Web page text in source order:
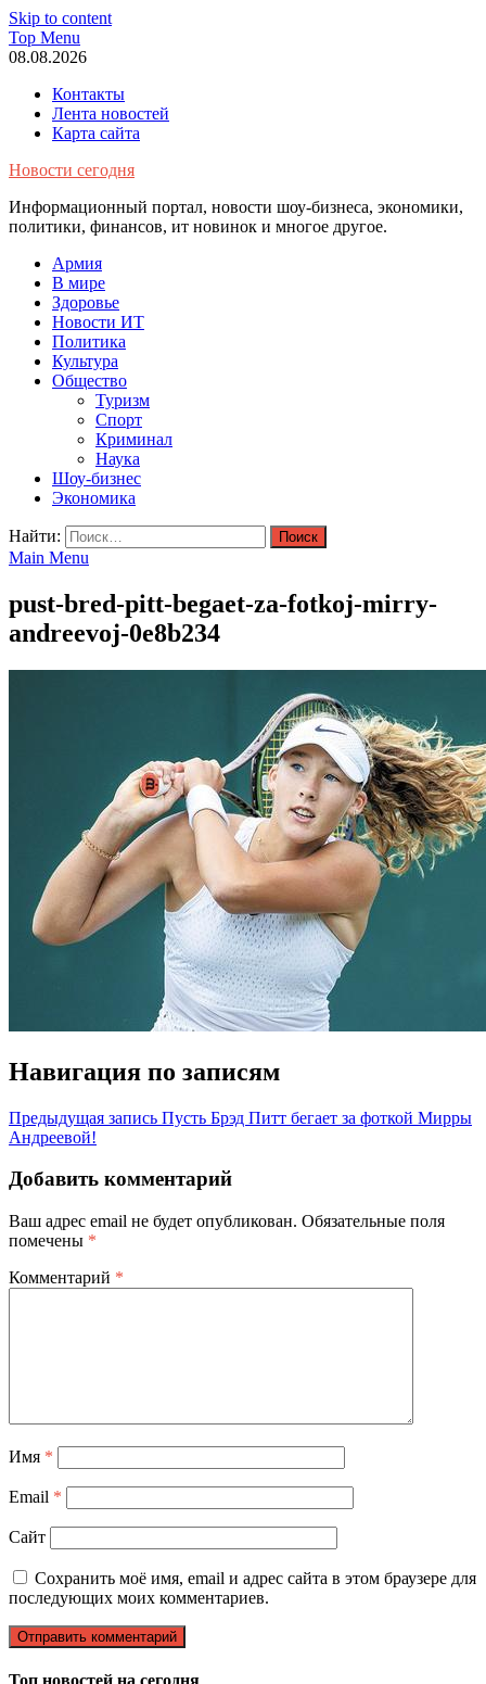
Skip to content
Top Menu
08.08.2026
Контакты
Лента новостей
Карта сайта
Новости сегодня
Информационный портал, новости шоу-бизнеса, экономики,
политики, финансов, ит новинок и многое другое.
Армия
В мире
Здоровье
Новости ИТ
Политика
Культура
Общество
Туризм
Спорт
Криминал
Наука
Шоу-бизнес
Экономика
Найти:
Main Menu
pust-bred-pitt-begaet-za-fotkoj-mirry-
andreevoj-0e8b234
Навигация по записям
Предыдущая запись Пусть Брэд Питт бегает за фоткой Мирры
Андреевой!
Добавить комментарий
Ваш адрес email не будет опубликован. Обязательные поля
помечены *
Комментарий *
Имя *
Email *
Сайт
Сохранить моё имя, email и адрес сайта в этом браузере для
последующих моих комментариев.